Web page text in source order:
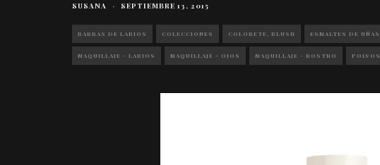
SUSANA · SEPTIEMBRE 13, 2015
BARRAS DE LABIOS COLECCIONES COLORETE, BLUSH ESMALTES DE UÑAS
MAQUILLAJE - LABIOS MAQUILLAJE - OJOS MAQUILLAJE - ROSTRO POLVOS